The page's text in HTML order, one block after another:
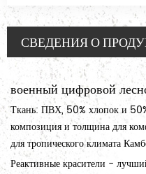
СВЕДЕНИЯ О
военный цифровой
Ткань: ПВХ, 50% хлопок и
композиция и толщина для
для тропического климата
Реактивные красители -